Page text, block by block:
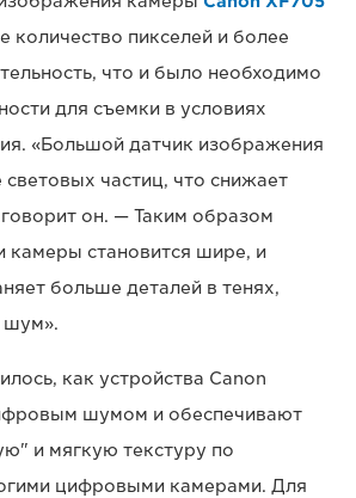
количество пикселей и более
что и было необходимо
для съемки в условиях
«Большой датчик изображения
частиц, что снижает
он. — Таким образом
камеры становится шире, и
больше деталей в тенях,
шум».
как устройства Canon
шумом и обеспечивают
и мягкую текстуру по
цифровыми камерами. Для